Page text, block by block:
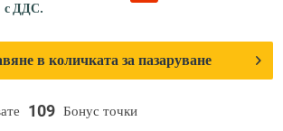
109 Бонус точки
с ДДС.
в количката за пазаруване